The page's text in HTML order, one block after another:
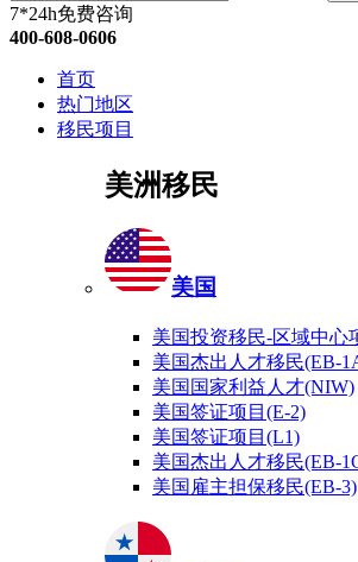
7*24h免费咨询
400-608-0606
首页
热门地区
移民项目
美洲移民
美国
美国投资移民-区域中心
美国杰出人才移民(EB-
美国国家利益人才(NIW)
美国签证项目(E-2)
美国签证项目(L1)
美国杰出人才移民(EB-
美国雇主担保移民(EB-3)